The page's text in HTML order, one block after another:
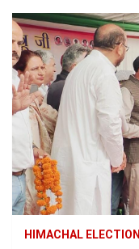
HIMACHAL ELECTION